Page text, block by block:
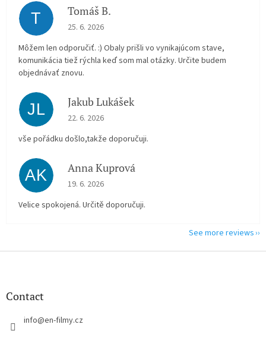
T Tomáš B.
The store rating is 5 out of 5 stars.
25. 6. 2026
Môžem len odporučiť. :) Obaly prišli vo vynikajúcom stave,
komunikácia tiež rýchla keď som mal otázky. Určite budem
objednávať znovu.
JL Jakub Lukášek
The store rating is 5 out of 5 stars.
22. 6. 2026
vše pořádku došlo,takže doporučuji.
AK Anna Kuprová
The store rating is 5 out of 5 stars.
19. 6. 2026
Velice spokojená. Určitě doporučuji.
See more reviews
F
Contact
info@en-filmy.cz